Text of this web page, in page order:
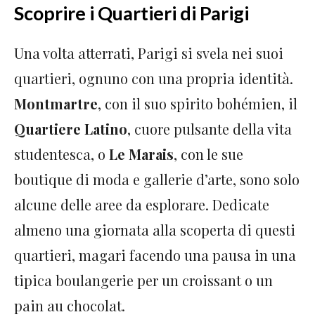
Scoprire i Quartieri di Parigi
Una volta atterrati, Parigi si svela nei suoi
quartieri, ognuno con una propria identità.
Montmartre, con il suo spirito bohémien, il
Quartiere Latino, cuore pulsante della vita
studentesca, o Le Marais, con le sue
boutique di moda e gallerie d’arte, sono solo
alcune delle aree da esplorare. Dedicate
almeno una giornata alla scoperta di questi
quartieri, magari facendo una pausa in una
tipica boulangerie per un croissant o un
pain au chocolat.